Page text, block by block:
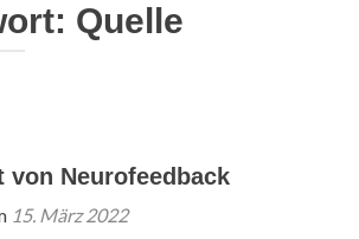
Quelle
von Neurofeedback
15. März 2022